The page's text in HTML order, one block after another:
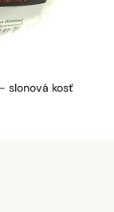
slonová kosť